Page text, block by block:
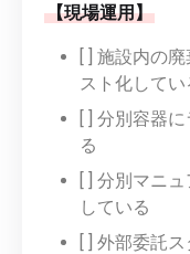
【現場運用】
[ ] 施設内の
スト化してい
[ ] 分別容器
る
[ ] 分別マニ
している
[ ] 外部委託